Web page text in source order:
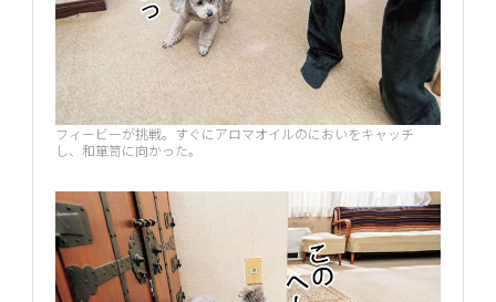
フィービーが挑戦。すぐにアロマオイルのにおいをキャッチ
し、和箪笥に向かった。